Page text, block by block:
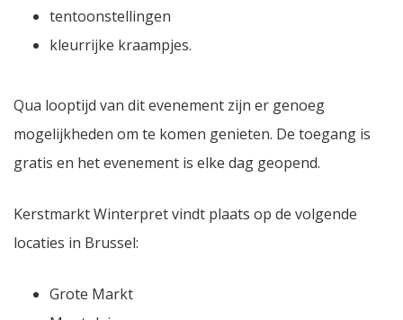
tentoonstellingen
kleurrijke kraampjes.
Qua looptijd van dit evenement zijn er genoeg
mogelijkheden om te komen genieten. De toegang is
gratis en het evenement is elke dag geopend.
Kerstmarkt Winterpret vindt plaats op de volgende
locaties in Brussel:
Grote Markt